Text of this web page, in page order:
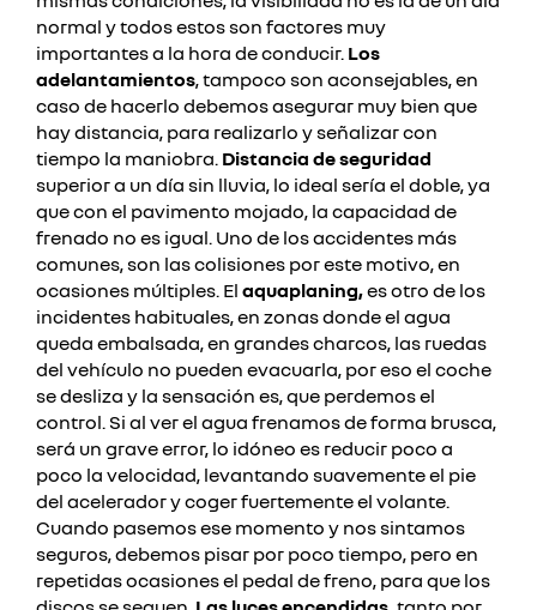
normal y todos estos son factores muy
importantes a la hora de conducir. Los
adelantamientos, tampoco son aconsejables, en
caso de hacerlo debemos asegurar muy bien que
hay distancia, para realizarlo y señalizar con
tiempo la maniobra. Distancia de seguridad
superior a un día sin lluvia, lo ideal sería el doble, ya
que con el pavimento mojado, la capacidad de
frenado no es igual. Uno de los accidentes más
comunes, son las colisiones por este motivo, en
ocasiones múltiples. El aquaplaning,es otro de los
incidentes habituales, en zonas donde el agua
queda embalsada, en grandes charcos, las ruedas
del vehículo no pueden evacuarla, por eso el coche
se desliza y la sensación es, que perdemos el
control. Si al ver el agua frenamos de forma brusca,
será un grave error, lo idóneo es reducir poco a
poco la velocidad, levantando suavemente el pie
del acelerador y coger fuertemente el volante.
Cuando pasemos ese momento y nos sintamos
seguros, debemos pisar por poco tiempo, pero en
repetidas ocasiones el pedal de freno, para que los